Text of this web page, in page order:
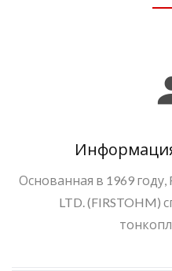
Основанная в 1969 году,
LTD. (FIRSTOHM)